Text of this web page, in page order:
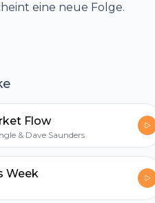
eine neue Folge.
Flow
& Dave Saunders
Week